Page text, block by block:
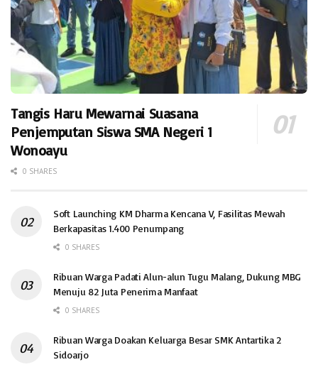
Tangis Haru Mewarnai Suasana
Penjemputan Siswa SMA Negeri 1
Wonoayu
0 SHARES
Soft Launching KM Dharma Kencana V, Fasilitas Mewah
Berkapasitas 1.400 Penumpang
0 SHARES
Ribuan Warga Padati Alun-alun Tugu Malang, Dukung MBG
Menuju 82 Juta Penerima Manfaat
0 SHARES
Ribuan Warga Doakan Keluarga Besar SMK Antartika 2
Sidoarjo